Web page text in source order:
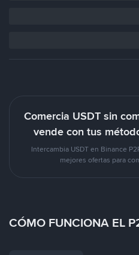
Comercia USDT sin
vende con tus
Intercambia USDT en Binance
mejores ofertas para
CÓMO FUNCIONA EL